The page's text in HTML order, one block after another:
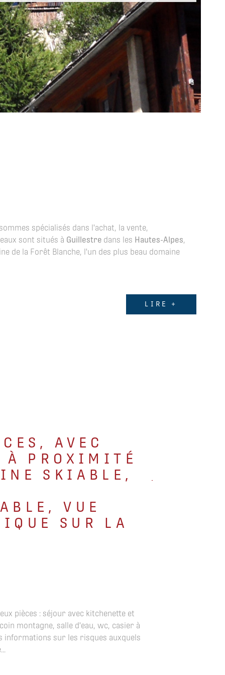
NOTRE
spécialisés dans l'achat, la vente,
sont situés à Guillestre dans les Hautes-Alpes,
de la Forêt Blanche, l'un des plus beau domaine
LIRE +
AVEC
À PROXIMITÉ
SKIABLE,
VUE
SUR LA
pièces : séjour avec kitchenette et
montagne, salle d'eau, wc, casier à
informations sur les risques auxquels